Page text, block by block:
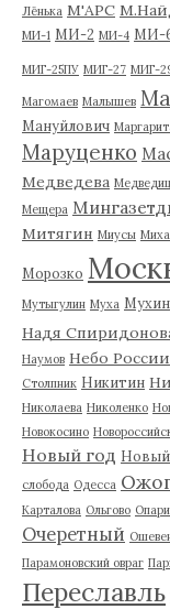
Лёнька М'АРС
МИ-1 МИ-2 МИ-4 МИ-
МИГ-25ПУ МИГ-27 МИГ-
Магомаев Малышев
Мануйлович
Маруценко
Медведева
Мещера
Митягин Миусы
Морозко
Мутыгулин Муха Мухин
Надя
Наумов Небо России
Столпник Никитин
Николаева Николенко
Новокосино
Новый год Новый
слобода Одесса
Карталова Ольгово
Очеретный
Парамоновский овраг
Переславль